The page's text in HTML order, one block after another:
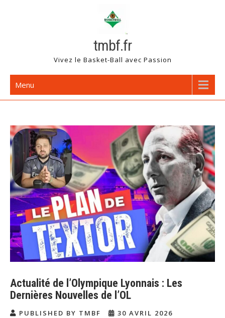
tmbf.fr
Vivez le Basket-Ball avec Passion
Menu
Actualité de l’Olympique Lyonnais : Les
Dernières Nouvelles de l’OL
PUBLISHED BY TMBF 30 AVRIL 2026